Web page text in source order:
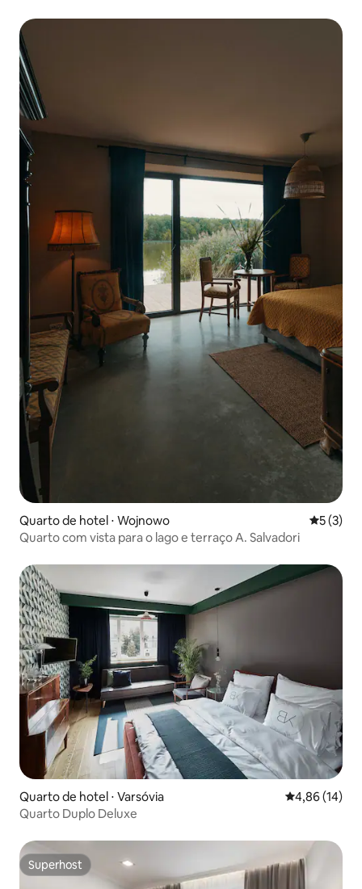
Quarto de hotel ⋅ Wojnowo 5 de
5 (3)
Quarto com vista para o lago e terraço A. Salvadori
Quarto de hotel ⋅ Varsóvia 4,86 de uma
4,86 (14)
Quarto Duplo Deluxe
Superhost
Superhost